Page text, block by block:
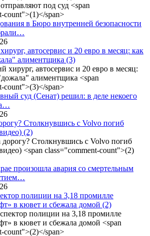
в Бюро внутренней безопасности
автосервис и 20 евро в месяц: как
алиментщика (3)
суд (Сенат) решил: в деле некоего
Столкнувшись с Volvo погиб
(2)
произошла авария со смертельным
полиции на 3,18 промилле
в кювет и сбежала домой (2)